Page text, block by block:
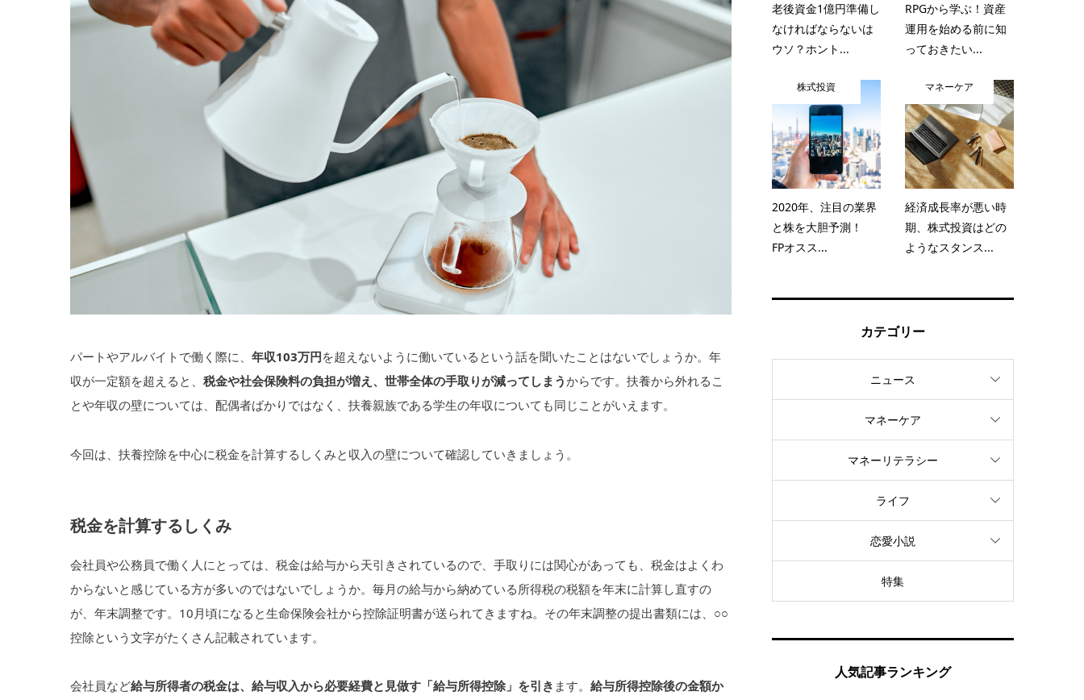
パートやアルバイトで働く際に、 年収103万円を超えないように働いているという話を聞いたことはないでしょうか。年
収が一定額を超えると、 税金や社会保険料の負担が増え、世帯全体の手取りが減ってしまうからです。扶養から外れるこ
とや年収の壁については、配偶者ばかりではなく、扶養親族である学生の年収についても同じことがいえます。
今回は、扶養控除を中心に税金を計算するしくみと収入の壁について確認していきましょう。
税金を計算するしくみ
会社員や公務員で働く人にとっては、税金は給与から天引きされているので、手取りには関心があっても、税金はよくわ
からないと感じている方が多いのではないでしょうか。毎月の給与から納めている所得税の税額を年末に計算し直すの
が、年末調整です。10月頃になると生命保険会社から控除証明書が送られてきますね。その年末調整の提出書類には、○○
控除という文字がたくさん記載されています。
会社員など給与所得者の税金は、給与収入から必要経費と見做す「給与所得控除」を引き ます。 給与所得控除後の金額か
老後資金1億円準備し
なければならないは
ウソ？ホント...
RPGから学ぶ！資産
運用を始める前に知
っておきたい...
株式投資
2020年、注目の業界
と株を大胆予測！
FPオスス...
マネーケア
経済成長率が悪い時
期、株式投資はどの
ようなスタンス...
カテゴリー
ニュース
マネーケア
マネーリテラシー
ライフ
恋愛小説
特集
人気記事ランキング